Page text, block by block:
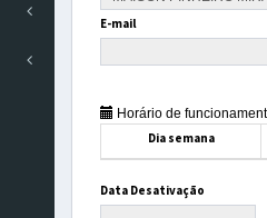
E-mail
Horário de
Dia semana
Data Desativação